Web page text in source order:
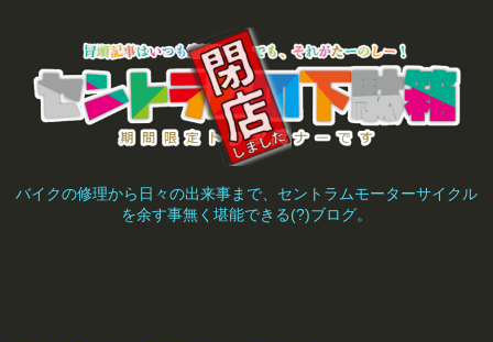
バイクの修理から日々の出来事まで、セントラムモーターサイクル
を余す事無く堪能できる(?)ブログ。